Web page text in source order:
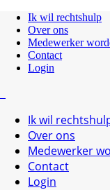
Ik wil rechtshulp
Over ons
Medewerker
Contact
Login
Ik wil
Over ons
Medewerker
Contact
Login